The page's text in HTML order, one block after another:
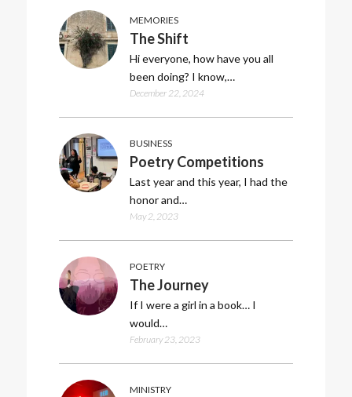
MEMORIES
The Shift
Hi everyone, how have you all
been doing? I know,…
December 22, 2024
BUSINESS
Poetry Competitions
Last year and this year, I had the
honor and…
May 2, 2023
POETRY
The Journey
If I were a girl in a book… I
would…
February 23, 2023
MINISTRY